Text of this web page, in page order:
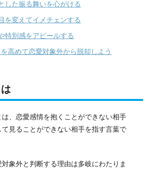
した振る舞いを心がける
を変えてイメチェンする
特別感をアピールする
高めて恋愛対象外から脱却しよう
は、恋愛感情を抱くことができない相手
見ることができない相手を指す言葉で
象外と判断する理由は多岐にわたりま